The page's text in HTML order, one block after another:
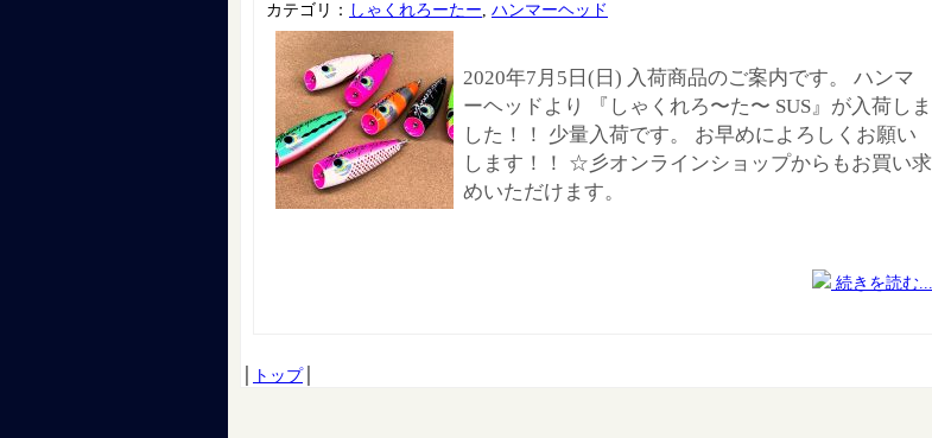
カテゴリ： しゃくれろーたー ハンマーヘッド
2020年7月5日(日) 入荷商品のご案内です。 ハンマ
ーヘッドより 『しゃくれろ〜た〜 SUS』が入荷しま
した！！ 少量入荷です。 お早めによろしくお願い
します！！ ☆彡オンラインショップからもお買い求
めいただけます。
続きを読む...
トップ│